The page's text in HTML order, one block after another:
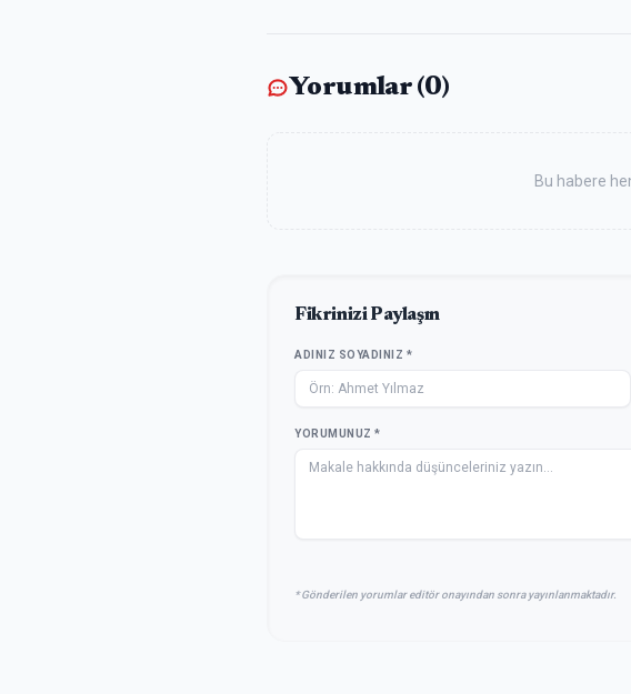
Yorumlar (0)
Bu habere
Fikrinizi Paylaşın
ADINIZ SOYADINIZ *
YORUMUNUZ *
* Gönderilen yorumlar editör onayından sonra yayınlanmaktadır.